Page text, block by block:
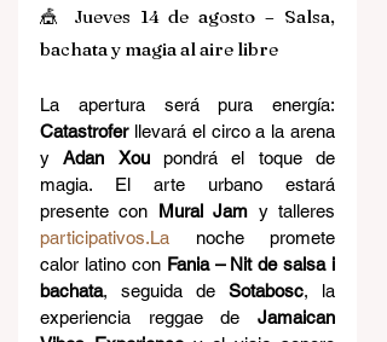
🎪 Jueves 14 de agosto – Salsa,
bachata y magia al aire libre
Catastrofer llevará el circo a la arena
y Adan Xou pondrá el toque de
magia. El arte urbano estará
presente con Mural Jam
participativos.La noche promete
calor latino con Fania – Nit de salsa i
bachata, seguida de Sotabosc, la
experiencia reggae de Jamaican